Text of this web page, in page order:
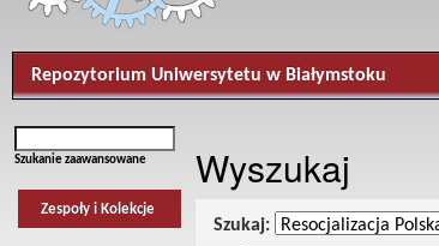
Repozytorium Uniwersytetu w Białymstoku
Szukanie zaawansowane
Zespoły i Kolekcje
Wyszukaj
Szukaj: